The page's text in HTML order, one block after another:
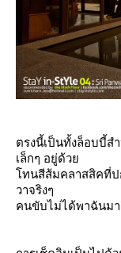
ตรงนี้เป็นทั้งล็อบบี้ส
เล็กๆ อยู่ด้ว
ทนสีส้มคลาสสิคที่ป
วาจริงๆ
คนขับไม่ได้พาฉันม